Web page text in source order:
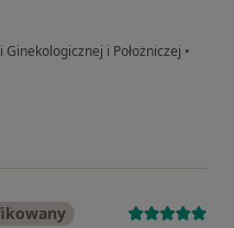
i Położniczej •